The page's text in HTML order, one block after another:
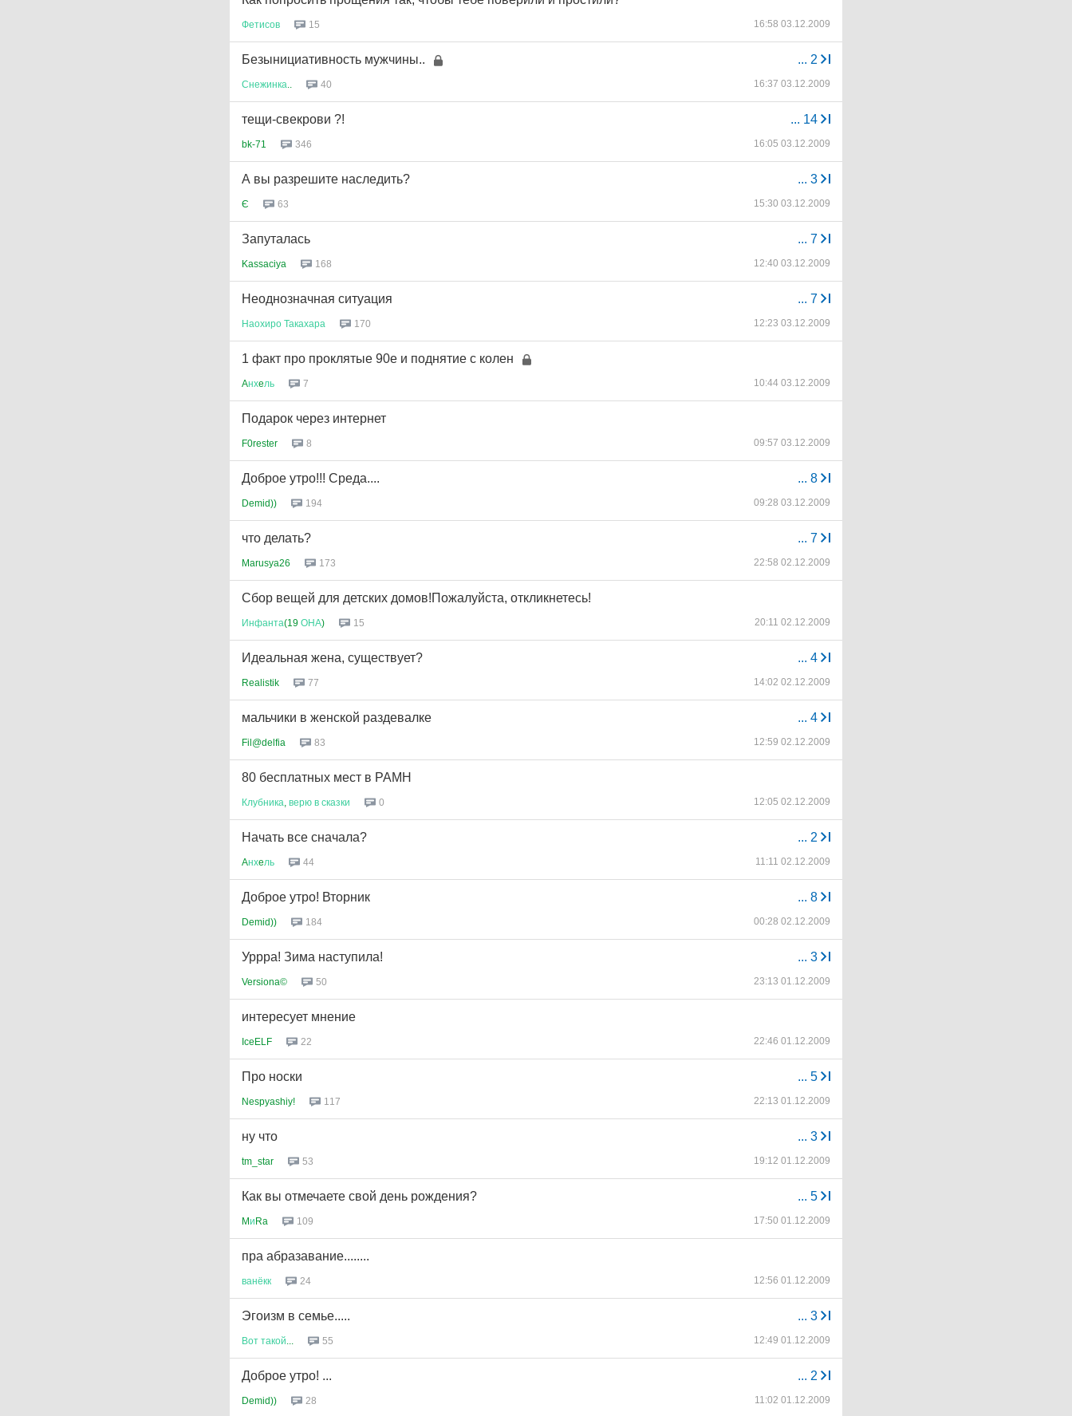
Фетисов 15 16:58 03.12.2009
... 2
Безынициативность мужчины..
Снежинка 40 16:37 03.12.2009
... 14
тещи-свекрови ?!
bk-71 346 16:05 03.12.2009
... 3
А вы разрешите наследить?
Є 63 15:30 03.12.2009
... 7
Запуталась
Kassaciya 168 12:40 03.12.2009
... 7
Неоднозначная ситуация
Наохиро Такахара 170 12:23 03.12.2009
1 факт про проклятые 90е и поднятие с колен
Aнхeль 7 10:44 03.12.2009
Подарок через интернет
F0rester 8 09:57 03.12.2009
... 8
Доброе утро!!! Среда....
Demid)) 194 09:28 03.12.2009
... 7
что делать?
Marusya26 173 22:58 02.12.2009
Сбор вещей для детских домов!Пожалуйста, откликнетесь!
Инфанта(19 ОНА) 15 20:11 02.12.2009
... 4
Идеальная жена, существует?
Realistik 77 14:02 02.12.2009
... 4
мальчики в женской раздевалке
Fil@delfia 83 12:59 02.12.2009
80 бесплатных мест в РАМН
Клубника верю в сказки 0 12:05 02.12.2009
... 2
Начать все сначала?
Aнхeль 44 11:11 02.12.2009
... 8
Доброе утро! Вторник
Demid)) 184 00:28 02.12.2009
... 3
Уррра! Зима наступила!
Versiona© 50 23:13 01.12.2009
интересует мнение
IceELF 22 22:46 01.12.2009
... 5
Про носки
Nespyashiy! 117 22:13 01.12.2009
... 3
ну что
tm_star 53 19:12 01.12.2009
... 5
Как вы отмечаете свой день рождения?
MиRa 109 17:50 01.12.2009
пра абразавание........
ванёкк 24 12:56 01.12.2009
... 3
Эгоизм в семье.....
Вот такой 55 12:49 01.12.2009
... 2
Доброе утро! ...
Demid)) 28 11:02 01.12.2009